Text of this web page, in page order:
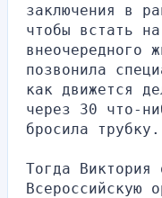
заключения в
чтобы встать
внеочередного
позвонила
как движется
через 30 что-
бросила трубку.
Тогда Виктория
Всероссийскую